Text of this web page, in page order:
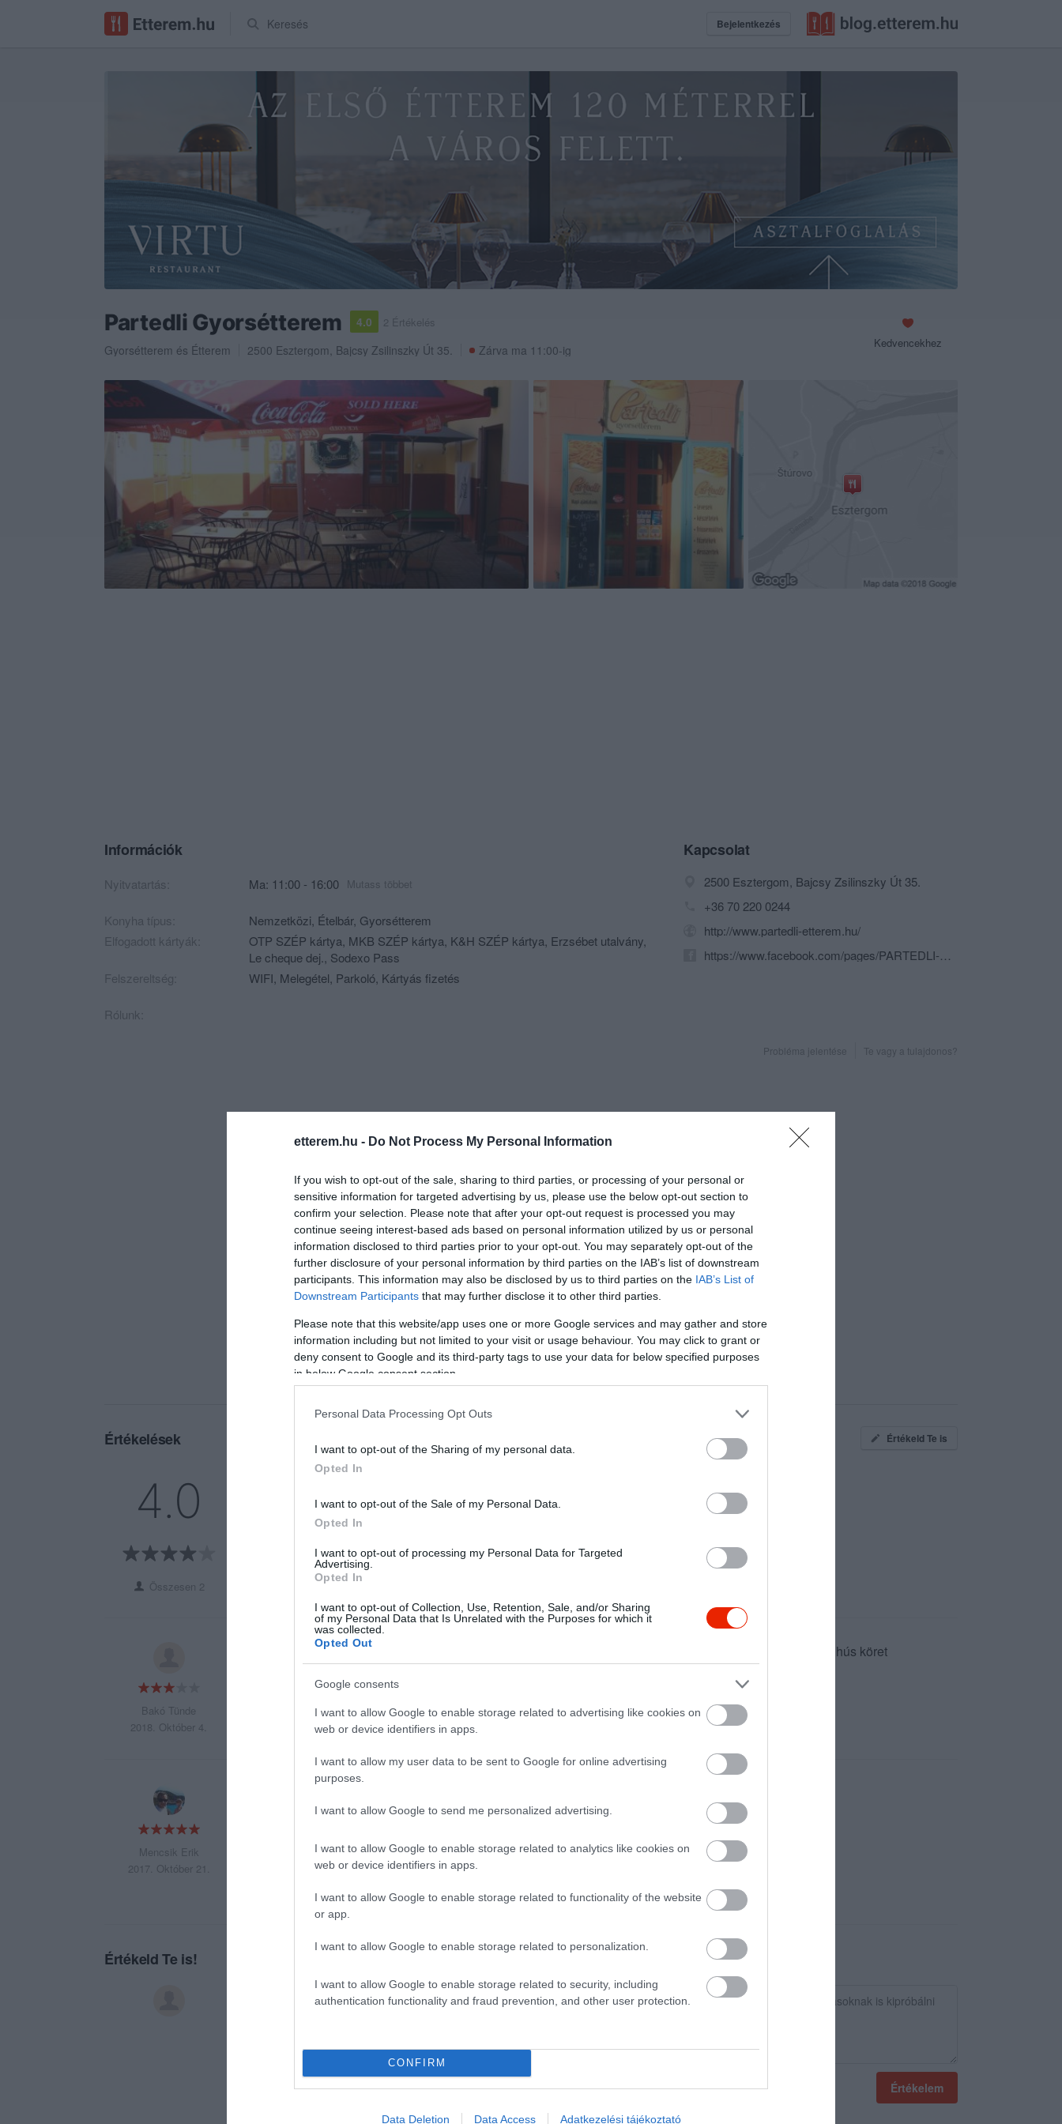
etterem.hu - Do Not Process My Personal Information
If you wish to opt-out of the sale, sharing to third parties, or processing of your personal or
sensitive information for targeted advertising by us, please use the below opt-out section to
confirm your selection. Please note that after your opt-out request is processed you may
continue seeing interest-based ads based on personal information utilized by us or personal
information disclosed to third parties prior to your opt-out. You may separately opt-out of the
further disclosure of your personal information by third parties on the IAB’s list of downstream
participants. This information may also be disclosed by us to third parties on the IAB’s List of
Downstream Participants that may further disclose it to other third parties.
Please note that this website/app uses one or more Google services and may gather and store
information including but not limited to your visit or usage behaviour. You may click to grant or
deny consent to Google and its third-party tags to use your data for below specified purposes
in below Google consent section.
Personal Data Processing Opt Outs
I want to opt-out of the Sharing of my personal data.
Opted In
I want to opt-out of the Sale of my Personal Data.
Opted In
I want to opt-out of processing my Personal Data for Targeted
Advertising.
Opted In
I want to opt-out of Collection, Use, Retention, Sale, and/or Sharing
of my Personal Data that Is Unrelated with the Purposes for which it
was collected.
Opted Out
Google consents
I want to allow Google to enable storage related to advertising like cookies on
web or device identifiers in apps.
I want to allow my user data to be sent to Google for online advertising
purposes.
I want to allow Google to send me personalized advertising.
I want to allow Google to enable storage related to analytics like cookies on
web or device identifiers in apps.
I want to allow Google to enable storage related to functionality of the website
or app.
I want to allow Google to enable storage related to personalization.
I want to allow Google to enable storage related to security, including
authentication functionality and fraud prevention, and other user protection.
CONFIRM
Data Deletion Data Access Adatkezelési tájékoztató
Keresés Bejelentkezés
Partedli Gyorsétterem 4.0 2 Értékelés
Gyorsétterem és Étterem 2500 Esztergom, Bajcsy Zsilinszky Út 35. Zárva ma 11:00-ig Kedvencekhez
Információk
Nyitvatartás: Ma: 11:00 - 16:00 Mutass többet
Konyha típus: Nemzetközi, Ételbár, Gyorsétterem
Elfogadott kártyák:
OTP SZÉP kártya, MKB SZÉP kártya, K&H SZÉP kártya, Erzsébet utalvány,
Le cheque dej., Sodexo Pass
Felszereltség:
WIFI, Melegétel, Parkoló, Kártyás fizetés
Rólunk:
Kapcsolat
2500 Esztergom, Bajcsy Zsilinszky Út 35.
+36 70 220 0244
http://www.partedli-etterem.hu/
https://www.facebook.com/pages/PARTEDLI-Gyors%C3%A9tterem-Esztergom/175602992494014
Probléma jelentése Te vagy a tulajdonos?
Értékelések Értékeld Te is
4.0
Összesen 2
Bakó Tünde
2018. Október 4.
Elvitelre kevesebbet adagolnak és "nagyvonalúbban" számolnak. Kicsit durva egy közepes szelet rántott hús köret
nélkül 700 Ft-ért. Egyébként pedig ízletesen főznek.
Mencsik Erik
2017. Október 21.
Értékeld Te is!
Értékelem